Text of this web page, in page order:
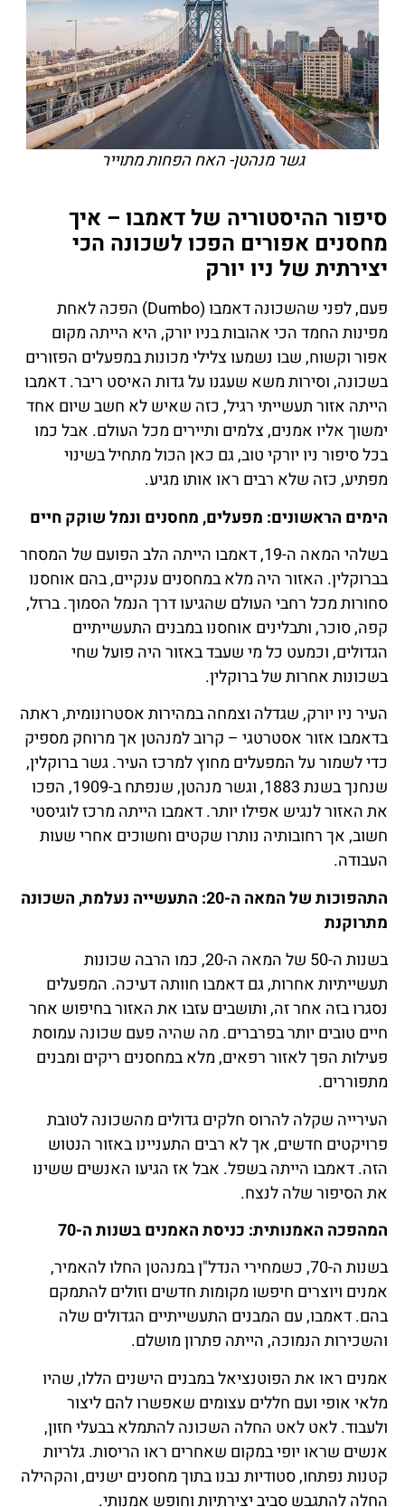
גשר מנהטן- האח הפחות מתוייר
סיפור ההיסטוריה של דאמבו – איך
מחסנים אפורים הפכו לשכונה הכי
יצירתית של ניו יורק
פעם, לפני שהשכונה דאמבו (Dumbo) הפכה לאחת
מפינות החמד הכי אהובות בניו יורק, היא הייתה מקום
אפור וקשוח, שבו נשמעו צלילי מכונות במפעלים הפזורים
בשכונה, וסירות משא שעגנו על גדות האיסט ריבר. דאמבו
הייתה אזור תעשייתי רגיל, כזה שאיש לא חשב שיום אחד
ימשוך אליו אמנים, צלמים ותיירים מכל העולם. אבל כמו
בכל סיפור ניו יורקי טוב, גם כאן הכול מתחיל בשינוי
מפתיע, כזה שלא רבים ראו אותו מגיע.
הימים הראשונים: מפעלים, מחסנים ונמל שוקק חיים
בשלהי המאה ה-19, דאמבו הייתה הלב הפועם של המסחר
בברוקלין. האזור היה מלא במחסנים ענקיים, בהם אוחסנו
סחורות מכל רחבי העולם שהגיעו דרך הנמל הסמוך. ברזל,
קפה, סוכר, ותבלינים אוחסנו במבנים התעשייתיים
הגדולים, וכמעט כל מי שעבד באזור היה פועל שחי
בשכונות אחרות של ברוקלין.
העיר ניו יורק, שגדלה וצמחה במהירות אסטרונומית, ראתה
בדאמבו אזור אסטרטגי – קרוב למנהטן אך מרוחק מספיק
כדי לשמור על המפעלים מחוץ למרכז העיר. גשר ברוקלין,
שנחנך בשנת 1883, וגשר מנהטן, שנפתח ב-1909, הפכו
את האזור לנגיש אפילו יותר. דאמבו הייתה מרכז לוגיסטי
חשוב, אך רחובותיה נותרו שקטים וחשוכים אחרי שעות
העבודה.
התהפוכות של המאה ה-20: התעשייה נעלמת, השכונה
מתרוקנת
בשנות ה-50 של המאה ה-20, כמו הרבה שכונות
תעשייתיות אחרות, גם דאמבו חוותה דעיכה. המפעלים
נסגרו בזה אחר זה, ותושבים עזבו את האזור בחיפוש אחר
חיים טובים יותר בפרברים. מה שהיה פעם שכונה עמוסת
פעילות הפך לאזור רפאים, מלא במחסנים ריקים ומבנים
מתפוררים.
העירייה שקלה להרוס חלקים גדולים מהשכונה לטובת
פרויקטים חדשים, אך לא רבים התעניינו באזור הנטוש
הזה. דאמבו הייתה בשפל. אבל אז הגיעו האנשים ששינו
את הסיפור שלה לנצח.
המהפכה האמנותית: כניסת האמנים בשנות ה-70
בשנות ה-70, כשמחירי הנדל"ן במנהטן החלו להאמיר,
אמנים ויוצרים חיפשו מקומות חדשים וזולים להתמקם
בהם. דאמבו, עם המבנים התעשייתיים הגדולים שלה
והשכירות הנמוכה, הייתה פתרון מושלם.
אמנים ראו את הפוטנציאל במבנים הישנים הללו, שהיו
מלאי אופי ועם חללים עצומים שאפשרו להם ליצור
ולעבוד. לאט לאט החלה השכונה להתמלא בבעלי חזון,
אנשים שראו יופי במקום שאחרים ראו הריסות. גלריות
קטנות נפתחו, סטודיות נבנו בתוך מחסנים ישנים, והקהילה
החלה להתגבש סביב יצירתיות וחופש אמנותי.